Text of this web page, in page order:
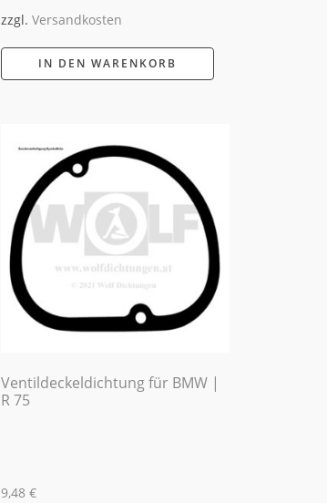
zzgl.Versandkosten
IN DEN WARENKORB
Ventildeckeldichtung für BMW |
R 75
9,48€